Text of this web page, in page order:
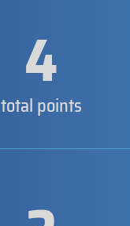
4
total points